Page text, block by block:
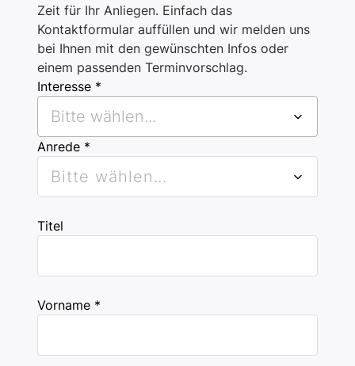
Zeit für Ihr Anliegen. Einfach das
Kontaktformular auffüllen und wir melden uns
bei Ihnen mit den gewünschten Infos oder
einem passenden Terminvorschlag.
Interesse *
Bitte wählen...
Anrede *
Bitte wählen...
Titel
Vorname *